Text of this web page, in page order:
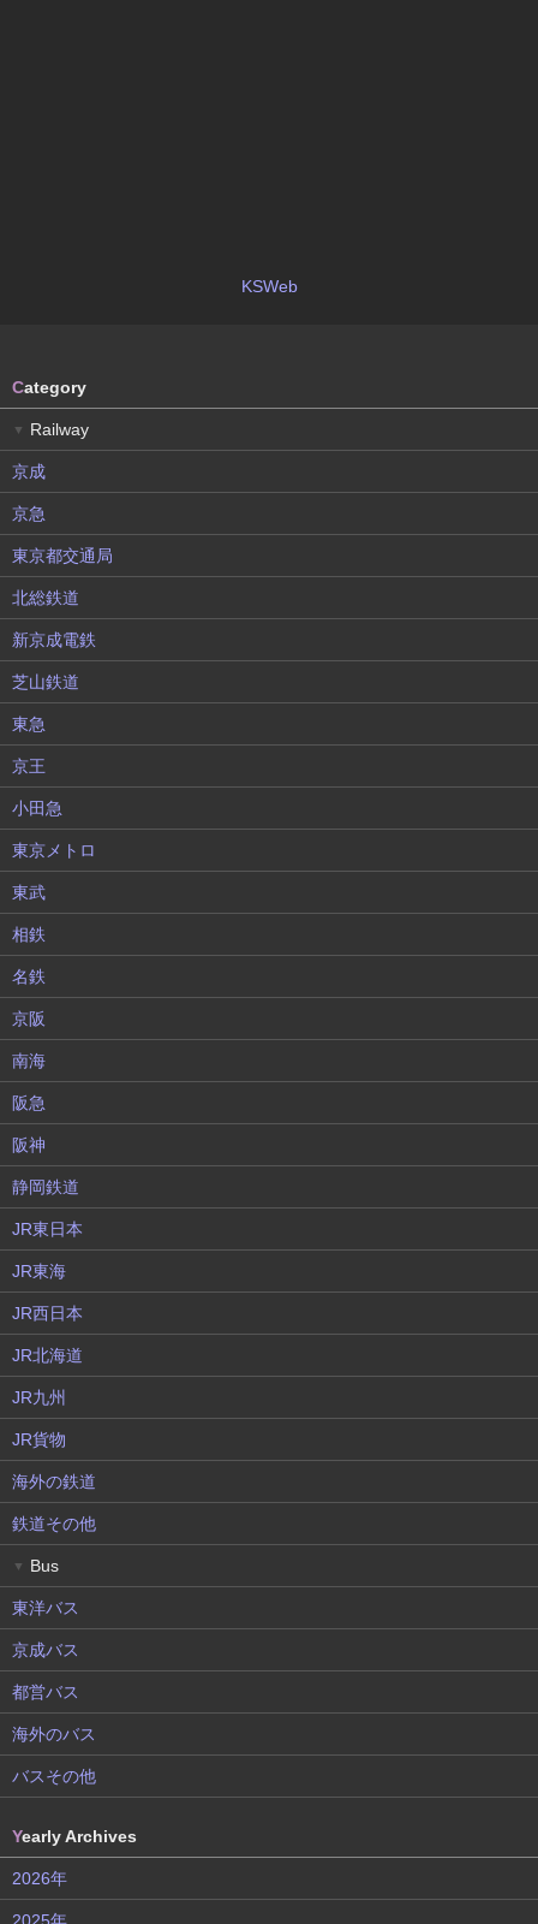
KSWeb
Category
▼ Railway
京成
京急
東京都交通局
北総鉄道
新京成電鉄
芝山鉄道
東急
京王
小田急
東京メトロ
東武
相鉄
名鉄
京阪
南海
阪急
阪神
静岡鉄道
JR東日本
JR東海
JR西日本
JR北海道
JR九州
JR貨物
海外の鉄道
鉄道その他
▼ Bus
東洋バス
京成バス
都営バス
海外のバス
バスその他
Yearly Archives
2026年